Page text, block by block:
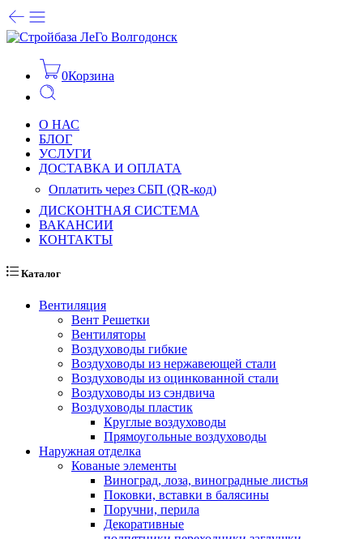
0Корзина
О НАС
БЛОГ
УСЛУГИ
ДОСТАВКА И ОПЛАТА
Оплатить через СБП (QR-код)
ДИСКОНТНАЯ СИСТЕМА
ВАКАНСИИ
КОНТАКТЫ
Каталог
Вентиляция
Вент Решетки
Вентиляторы
Воздуховоды гибкие
Воздуховоды из нержавеющей стали
Воздуховоды из оцинкованной стали
Воздуховоды из сэндвича
Воздуховоды пластик
Круглые воздуховоды
Прямоугольные воздуховоды
Наружная отделка
Кованые элементы
Виноград, лоза, виноградные листья
Поковки, вставки в балясины
Поручни, перила
Декоративные